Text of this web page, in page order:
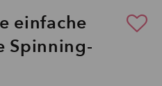
einfache
Spinning-